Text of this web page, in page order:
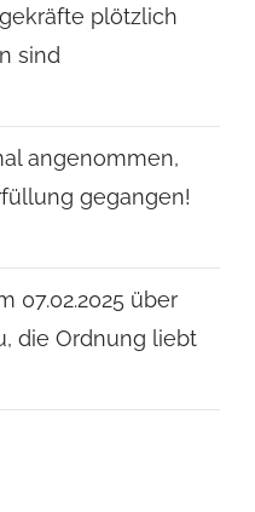
plötzlich
sind
angenommen,
gegangen!
07.02.2025 über
die Ordnung liebt